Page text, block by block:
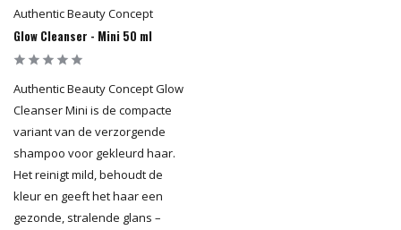
Authentic Beauty Concept
Glow Cleanser - Mini 50 ml
Authentic Beauty Concept Glow
Cleanser Mini is de compacte
variant van de verzorgende
shampoo voor gekleurd haar.
Het reinigt mild, behoudt de
kleur en geeft het haar een
gezonde, stralende glans –